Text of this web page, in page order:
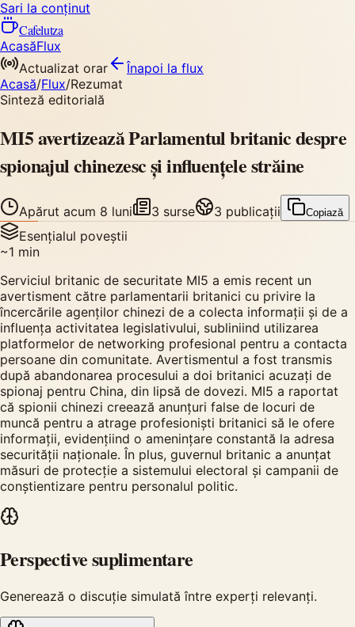
Sari la conținut
Cafelutza
AcasăFlux
Actualizat orar
Înapoi la flux
Acasă/Flux/Rezumat
Sinteză editorială
MI5 avertizează Parlamentul britanic despre
spionajul chinezesc și influențele străine
Apărut acum 8 luni 3 surse 3 publicații Copiază
Esențialul poveștii
~1 min
Serviciul britanic de securitate MI5 a emis recent un
avertisment către parlamentarii britanici cu privire la
încercările agenților chinezi de a colecta informații și de a
influența activitatea legislativului, subliniind utilizarea
platformelor de networking profesional pentru a contacta
persoane din comunitate. Avertismentul a fost transmis
după abandonarea procesului a doi britanici acuzați de
spionaj pentru China, din lipsă de dovezi. MI5 a raportat
că spionii chinezi creează anunțuri false de locuri de
muncă pentru a atrage profesioniști britanici să le ofere
informații, evidențiind o amenințare constantă la adresa
securității naționale. În plus, guvernul britanic a anunțat
măsuri de protecție a sistemului electoral și campanii de
conștientizare pentru personalul politic.
Perspective suplimentare
Generează o discuție simulată între experți relevanți.